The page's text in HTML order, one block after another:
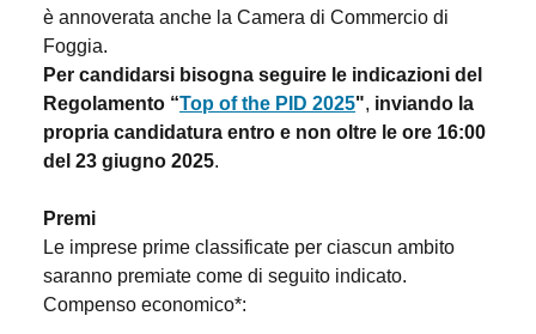
è annoverata anche la Camera di Commercio di
Foggia.
Per candidarsi bisogna seguire le indicazioni del
Regolamento “Top of the PID 2025", inviando la
propria candidatura entro e non oltre le ore 16:00
del 23 giugno 2025.
Premi
Le imprese prime classificate per ciascun ambito
saranno premiate come di seguito indicato.
Compenso economico*: